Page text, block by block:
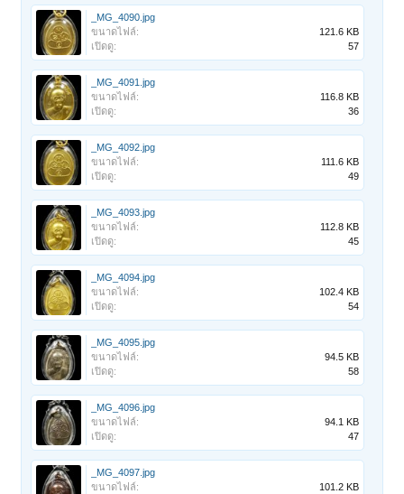
_MG_4090.jpg
ขนาดไฟล์:
121.6 KB
เปิดดู:
57
_MG_4091.jpg
ขนาดไฟล์:
116.8 KB
เปิดดู:
36
_MG_4092.jpg
ขนาดไฟล์:
111.6 KB
เปิดดู:
49
_MG_4093.jpg
ขนาดไฟล์:
112.8 KB
เปิดดู:
45
_MG_4094.jpg
ขนาดไฟล์:
102.4 KB
เปิดดู:
54
_MG_4095.jpg
ขนาดไฟล์:
94.5 KB
เปิดดู:
58
_MG_4096.jpg
ขนาดไฟล์:
94.1 KB
เปิดดู:
47
_MG_4097.jpg
ขนาดไฟล์:
101.2 KB